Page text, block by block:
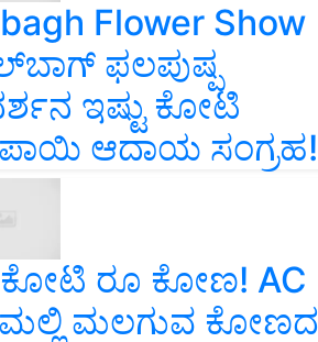
Flower Show
ಫಲಪುಷ್ಪ
ಇಷ್ಟು ಕೋಟಿ
ಆದಾಯ ಸಂಗ್ರಹ!
ಕೋಟಿ ರೂ ಕೋಣ! AC
ಮಲಗುವ ಕೋಣದ